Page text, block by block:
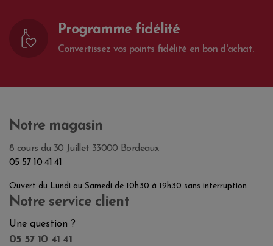
Programme fidélité
Convertissez vos points fidélité en bon d'achat.
Notre magasin
8 cours du 30 Juillet 33000 Bordeaux
05 57 10 41 41
Ouvert du Lundi au Samedi de 10h30 à 19h30 sans interruption.
Notre service client
Une question ?
05 57 10 41 41